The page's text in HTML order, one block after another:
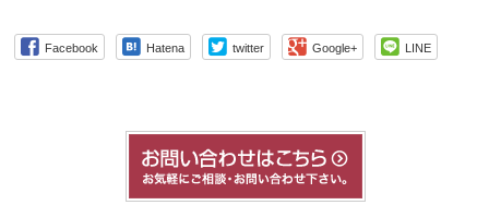
Facebook Hatena twitter Google+ LINE